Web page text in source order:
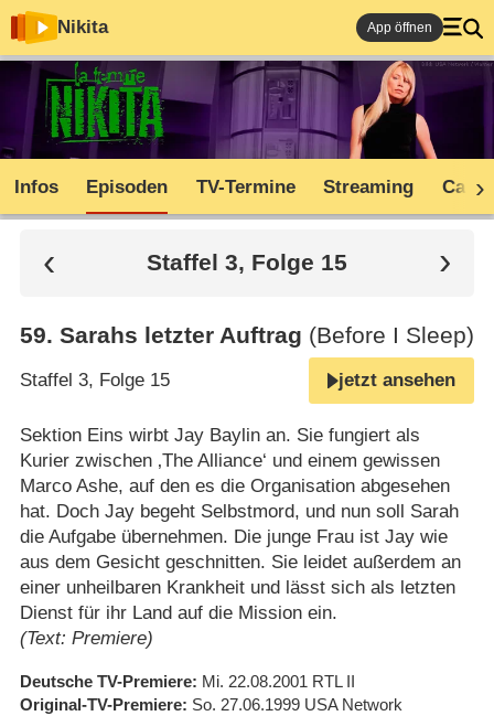
Nikita App öffnen
Infos Episoden TV-Termine Streaming Cast
Staffel 3, Folge 15
59. Sarahs letzter Auftrag (Before I Sleep)
Staffel 3, Folge 15 jetzt ansehen
Sektion Eins wirbt Jay Baylin an. Sie fungiert als
Kurier zwischen ‚The Alliance‘ und einem gewissen
Marco Ashe, auf den es die Organisation abgesehen
hat. Doch Jay begeht Selbstmord, und nun soll Sarah
die Aufgabe übernehmen. Die junge Frau ist Jay wie
aus dem Gesicht geschnitten. Sie leidet außerdem an
einer unheilbaren Krankheit und lässt sich als letzten
Dienst für ihr Land auf die Mission ein.
(Text: Premiere)
Deutsche TV-Premiere Mi. 22.08.2001 RTL II
Original-TV-Premiere So. 27.06.1999 USA Network